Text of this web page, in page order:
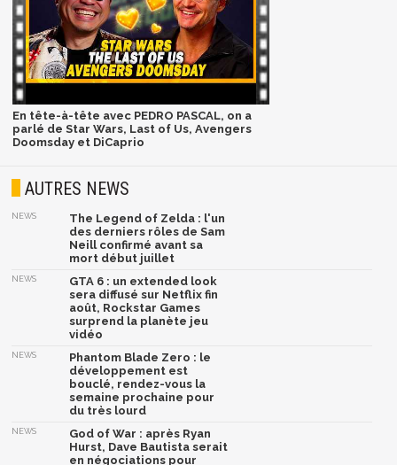
En tête-à-tête avec PEDRO PASCAL, on a
parlé de Star Wars, Last of Us, Avengers
Doomsday et DiCaprio
AUTRES NEWS
NEWS
The Legend of Zelda : l'un
des derniers rôles de Sam
Neill confirmé avant sa
mort début juillet
NEWS
GTA 6 : un extended look
sera diffusé sur Netflix fin
août, Rockstar Games
surprend la planète jeu
vidéo
NEWS
Phantom Blade Zero : le
développement est
bouclé, rendez-vous la
semaine prochaine pour
du très lourd
NEWS
God of War : après Ryan
Hurst, Dave Bautista serait
en négociations pour